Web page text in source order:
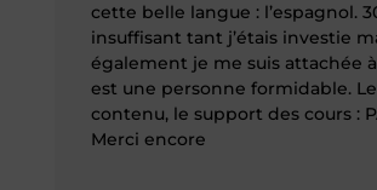
cette belle langue : l’espagnol.
insuffisant tant j’étais investie
également je me suis attachée
est une personne formidable. Le
contenu, le support des cours :
Merci encore